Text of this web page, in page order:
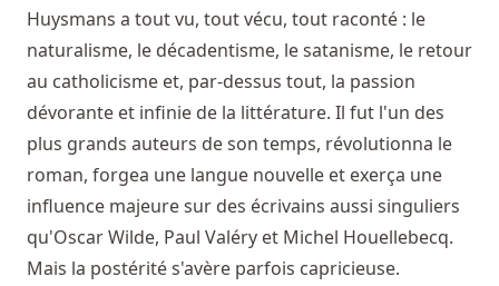
Huysmans a tout vu, tout vécu, tout raconté : le
naturalisme, le décadentisme, le satanisme, le retour
au catholicisme et, par-dessus tout, la passion
dévorante et infinie de la littérature. Il fut l'un des
plus grands auteurs de son temps, révolutionna le
roman, forgea une langue nouvelle et exerça une
influence majeure sur des écrivains aussi singuliers
qu'Oscar Wilde, Paul Valéry et Michel Houellebecq.
Mais la postérité s'avère parfois capricieuse.